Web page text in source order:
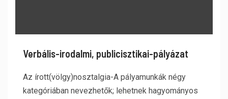
Verbális-irodalmi, publicisztikai-pályázat
Az írott(völgy)nosztalgia-A pályamunkák négy
kategóriában nevezhetők; lehetnek hagyományos